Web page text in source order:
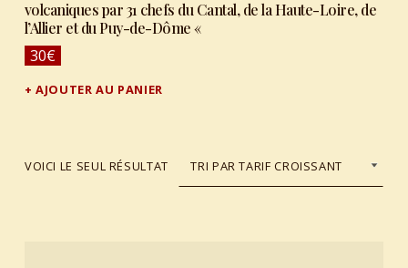
volcaniques par 31 chefs du Cantal, de la Haute-Loire, de
l’Allier et du Puy-de-Dôme «
30€
AJOUTER AU PANIER
VOICI LE SEUL RÉSULTAT